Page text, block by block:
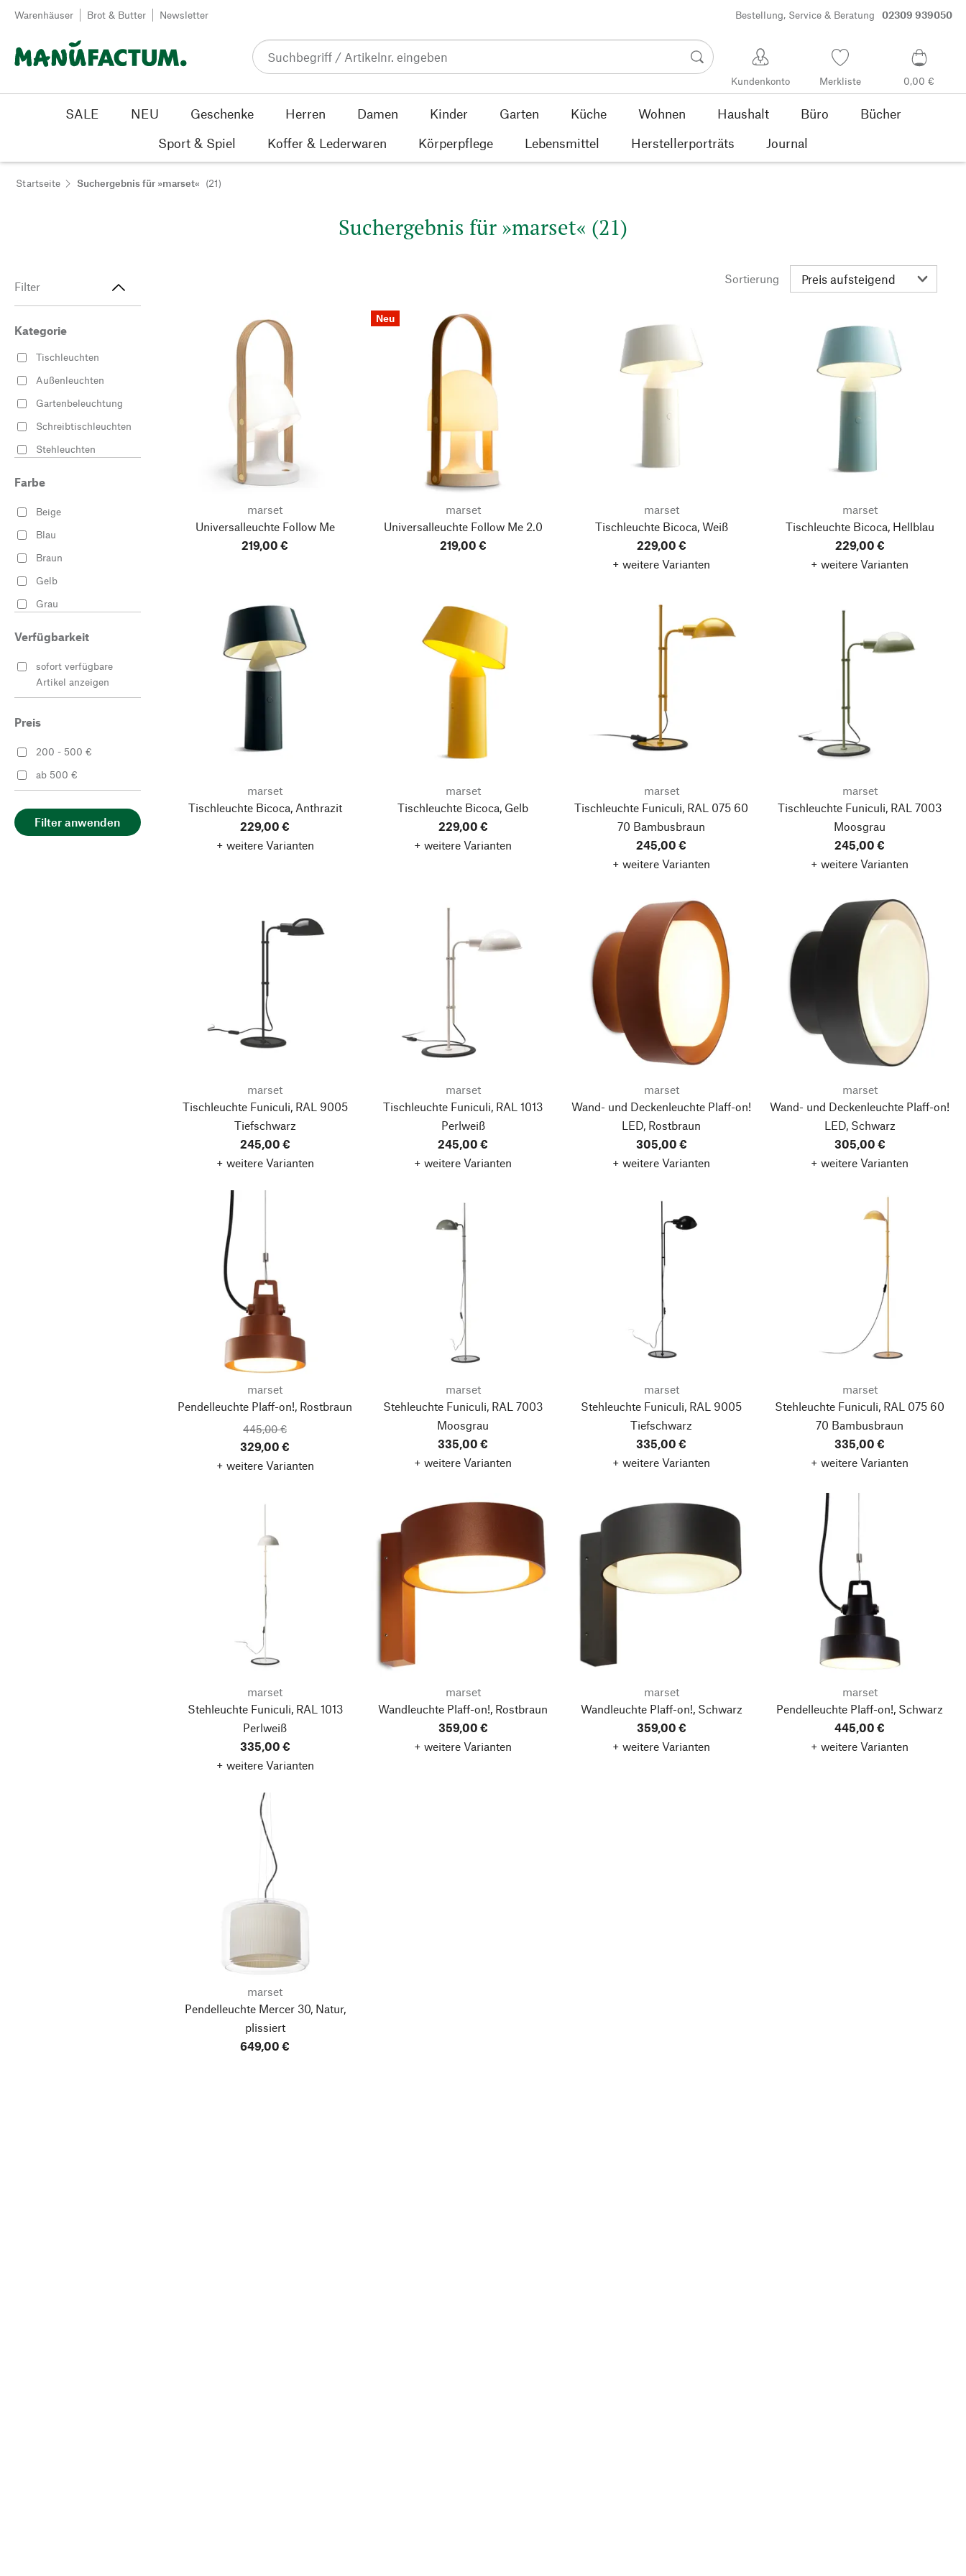
Zum Inhalt springen
Warenhäuser Brot & Butter Newsletter Bestellung, Service & Beratung 02309 939050
Kundenkonto Merkliste 0,00 €
SALE NEU Geschenke Herren Damen Kinder Garten Küche Wohnen Haushalt Büro
Bücher
Sport & Spiel
Koffer & Lederwaren Körperpflege Lebensmittel Herstellerporträts Journal
Startseite Suchergebnis für »marset« (21)
Suchergebnis für »marset« (21)
Filter
Kategorie
Tischleuchten
Außenleuchten
Gartenbeleuchtung
Schreibtischleuchten
Stehleuchten
Deckenleuchten
Farbe
Beige
Blau
Braun
Gelb
Grau
Weiß
Verfügbarkeit
sofort verfügbare
Artikel anzeigen
Preis
200 - 500 €
ab 500 €
Filter anwenden
Sortierung
marset
Universalleuchte Follow Me
219,00 €
Neu
marset
Universalleuchte Follow Me 2.0
219,00 €
marset
Tischleuchte Bicoca, Weiß
229,00 €
+ weitere Varianten
marset
Tischleuchte Bicoca, Hellblau
229,00 €
+ weitere Varianten
marset
Tischleuchte Bicoca, Anthrazit
229,00 €
+ weitere Varianten
marset
Tischleuchte Bicoca, Gelb
229,00 €
+ weitere Varianten
marset
Tischleuchte Funiculi, RAL 075 60
70 Bambusbraun
245,00 €
+ weitere Varianten
marset
Tischleuchte Funiculi, RAL 7003
Moosgrau
245,00 €
+ weitere Varianten
marset
Tischleuchte Funiculi, RAL 9005
Tiefschwarz
245,00 €
+ weitere Varianten
marset
Tischleuchte Funiculi, RAL 1013
Perlweiß
245,00 €
+ weitere Varianten
marset
Wand- und Deckenleuchte Plaff-on!
LED, Rostbraun
305,00 €
+ weitere Varianten
marset
Wand- und Deckenleuchte Plaff-on!
LED, Schwarz
305,00 €
+ weitere Varianten
marset
Pendelleuchte Plaff-on!, Rostbraun
445,00 €
329,00 €
+ weitere Varianten
marset
Stehleuchte Funiculi, RAL 7003
Moosgrau
335,00 €
+ weitere Varianten
marset
Stehleuchte Funiculi, RAL 9005
Tiefschwarz
335,00 €
+ weitere Varianten
marset
Stehleuchte Funiculi, RAL 075 60
70 Bambusbraun
335,00 €
+ weitere Varianten
marset
Stehleuchte Funiculi, RAL 1013
Perlweiß
335,00 €
+ weitere Varianten
marset
Wandleuchte Plaff-on!, Rostbraun
359,00 €
+ weitere Varianten
marset
Wandleuchte Plaff-on!, Schwarz
359,00 €
+ weitere Varianten
marset
Pendelleuchte Plaff-on!, Schwarz
445,00 €
+ weitere Varianten
marset
Pendelleuchte Mercer 30, Natur,
plissiert
649,00 €